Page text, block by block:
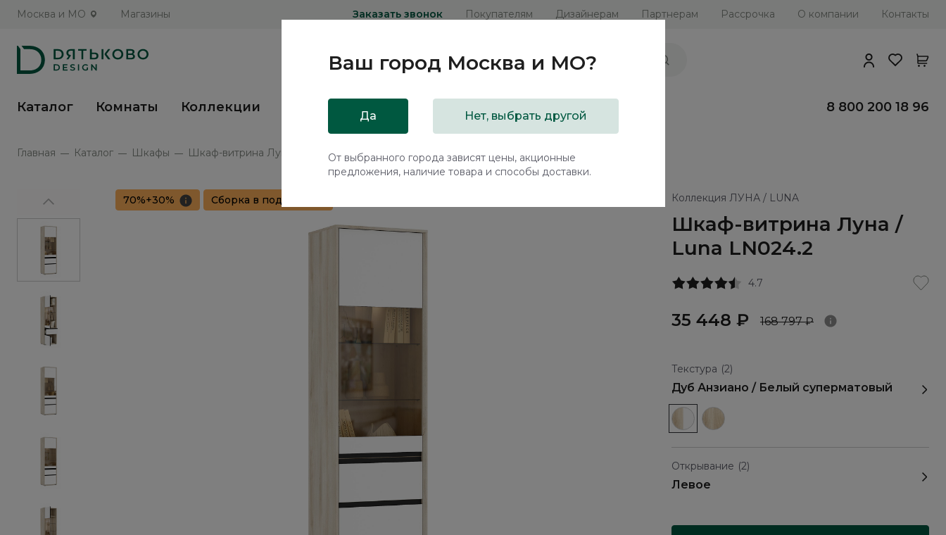
Москва и МО Магазины Заказать звонок Покупателям Дизайнерам Партнерам Рассрочка О компании Контакты
Каталог Комнаты Коллекции Распродажа 8 800 200 18 96
Главная Каталог Шкафы Шкаф-витрина Луна / Luna LN024.2
Коллекция ЛУНА / LUNA
Шкаф-витрина Луна /
Luna LN024.2
4.7
35 448 ₽ 168 797 ₽
Текстура (2)
Дуб Анзиано / Белый суперматовый
Открывание (2)
Левое
70%+30% Сборка в подарок
Ваш город Москва и МО?
Да Нет, выбрать другой
От выбранного города зависят цены, акционные
предложения, наличие товара и способы доставки.